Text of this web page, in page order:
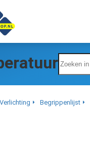
Verlichting Begrippenlijst